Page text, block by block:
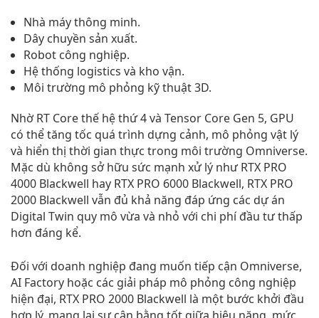
Nhà máy thông minh.
Dây chuyền sản xuất.
Robot công nghiệp.
Hệ thống logistics và kho vận.
Môi trường mô phỏng kỹ thuật 3D.
Nhờ RT Core thế hệ thứ 4 và Tensor Core Gen 5, GPU
có thể tăng tốc quá trình dựng cảnh, mô phỏng vật lý
và hiển thị thời gian thực trong môi trường Omniverse.
Mặc dù không sở hữu sức mạnh xử lý như RTX PRO
4000 Blackwell hay RTX PRO 6000 Blackwell, RTX PRO
2000 Blackwell vẫn đủ khả năng đáp ứng các dự án
Digital Twin quy mô vừa và nhỏ với chi phí đầu tư thấp
hơn đáng kể.
Đối với doanh nghiệp đang muốn tiếp cận Omniverse,
AI Factory hoặc các giải pháp mô phỏng công nghiệp
hiện đại, RTX PRO 2000 Blackwell là một bước khởi đầu